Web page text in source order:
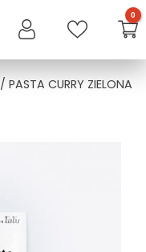
/ PASTA CURRY ZIELONA